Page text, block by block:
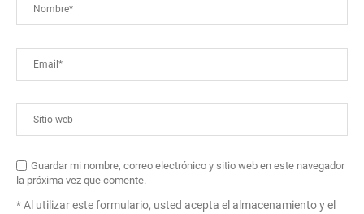
Guardar mi nombre, correo electrónico y sitio web en este navegador
la próxima vez que comente.
* Al utilizar este formulario, usted acepta el almacenamiento y el